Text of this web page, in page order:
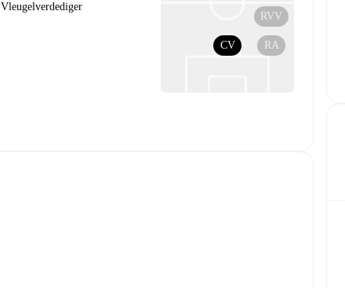
Vleugelverdediger
RA
CV
RVV